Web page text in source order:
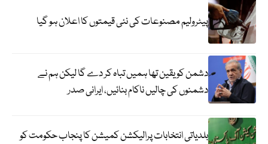
پیٹرولیم مصنوعات کی نئی قیمتوں کا اعلان ہو گیا
دشمن کو یقین تھا ہمیں تباہ کر دے گا لیکن ہم نے
دشمنوں کی چالیں ناکام بنائیں، ایرانی صدر
بلدیاتی انتخابات پرالیکشن کمیشن کا پنجاب حکومت کو